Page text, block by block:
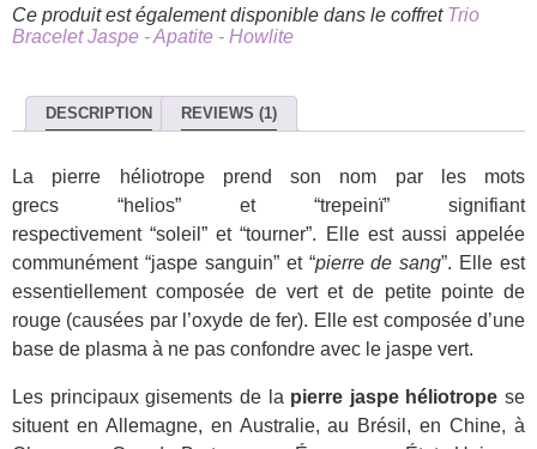
Ce produit est également disponible dans le coffret Trio
Bracelet Jaspe - Apatite - Howlite
DESCRIPTION REVIEWS (1)
La pierre héliotrope prend son nom par les mots
grecs “helios” et “trepeinï” signifiant
respectivement “soleil” et “tourner”. Elle est aussi appelée
communément “jaspe sanguin” et “pierre de sang”. Elle est
essentiellement composée de vert et de petite pointe de
rouge (causées par l’oxyde de fer). Elle est composée d’une
base de plasma à ne pas confondre avec le jaspe vert.
Les principaux gisements de la pierre jaspe héliotrope se
situent en Allemagne, en Australie, au Brésil, en Chine, à